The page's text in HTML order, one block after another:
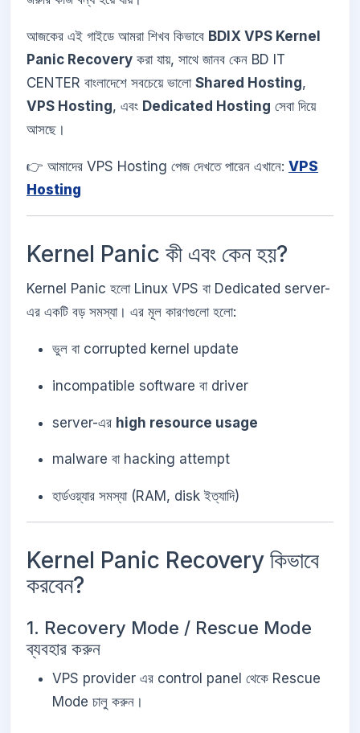
আজকের এই গাইডে আমরা শিখব কিভাবে BDIX VPS Kernel
Panic Recovery করা যায়, সাথে জানব কেন BD IT
CENTER বাংলাদেশে সবচেয়ে ভালো Shared Hosting,
VPS Hosting, এবং Dedicated Hosting সেবা দিয়ে
আসছে।
👉 আমাদের VPS Hosting পেজ দেখতে পারেন এখানে: VPS
Hosting
Kernel Panic কী এবং কেন হয়?
Kernel Panic হলো Linux VPS বা Dedicated server-
এর একটি বড় সমস্যা। এর মূল কারণগুলো হলো:
ভুল বা corrupted kernel update
incompatible software বা driver
server-এর high resource usage
malware বা hacking attempt
হার্ডওয়্যার সমস্যা (RAM, disk ইত্যাদি)
Kernel Panic Recovery কিভাবে
করবেন?
1. Recovery Mode / Rescue Mode
ব্যবহার করুন
VPS provider এর control panel থেকে Rescue
Mode চালু করুন।